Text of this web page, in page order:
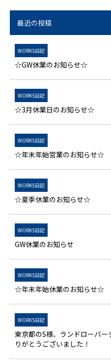
最近の投稿
WORKS日記
☆GW休業のお知らせ☆
WORKS日記
☆3月休業日のお知らせ☆
WORKS日記
☆年末年始営業のお知らせ☆
WORKS日記
☆夏季休業のお知らせ☆
WORKS日記
GW休業のお知らせ
WORKS日記
☆年末年始休業のお知らせ☆
WORKS日記
東京都のS様、ランドローバ
りがとうございました！